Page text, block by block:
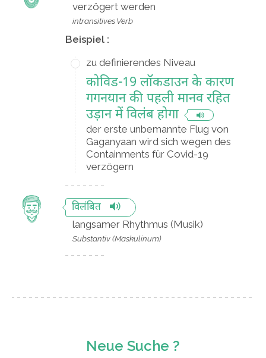
verzögert werden
intransitives Verb
Beispiel :
zu definierendes Niveau
कोविड-19 लॉकडाउन के कारण
गगनयान की पहली मानव रहित
उड़ान में विलंब होगा
der erste unbemannte Flug von
Gaganyaan wird sich wegen des
Containments für Covid-19
verzögern
विलंबित
langsamer Rhythmus (Musik)
Substantiv (Maskulinum)
Neue Suche ?